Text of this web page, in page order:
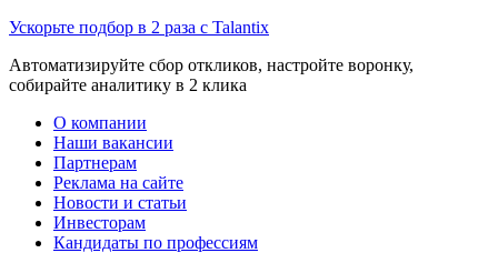
Ускорьте подбор в 2 раза с Talantix
Автоматизируйте сбор откликов, настройте воронку,
собирайте аналитику в 2 клика
О компании
Наши вакансии
Партнерам
Реклама на сайте
Новости и статьи
Инвесторам
Кандидаты по профессиям